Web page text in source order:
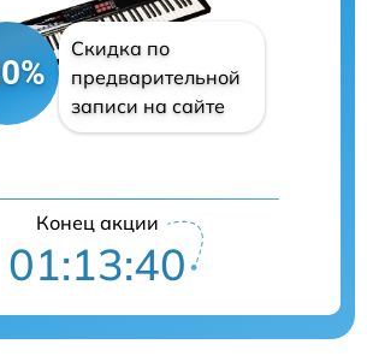
Скидка по
предварительной
записи на сайте
Конец акции
01:13:39